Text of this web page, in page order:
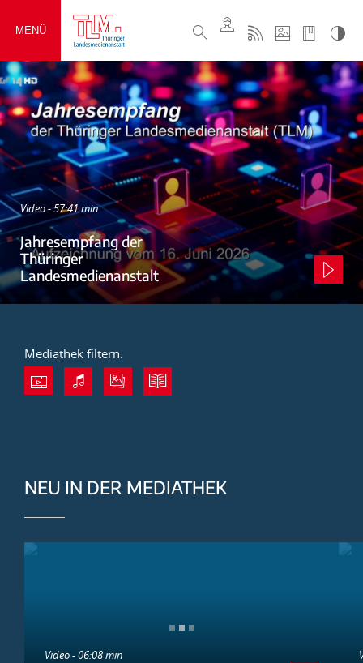
MENÜ
Video - 57:41 min
Jahresempfang der
Thüringer
Landesmedienanstalt
Mediathek filtern:
NEU IN DER MEDIATHEK
Video - 06:08 min